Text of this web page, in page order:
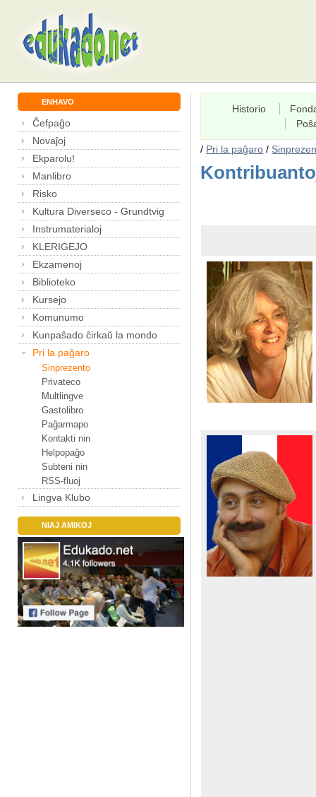
ENHAVO
Ĉefpaĝo
Novaĵoj
Ekparolu!
Manlibro
Risko
Kultura Diverseco - Grundtvig
Instrumaterialoj
KLERIGEJO
Ekzamenoj
Biblioteko
Kursejo
Komunumo
Kunpaŝado ĉirkaŭ la mondo
Pri la paĝaro
Sinprezento
Privateco
Multlingve
Gastolibro
Paĝarmapo
Kontakti nin
Helpopaĝo
Subteni nin
RSS-fluoj
Lingva Klubo
NIAJ AMIKOJ
Historio
/ Pri la paĝaro /